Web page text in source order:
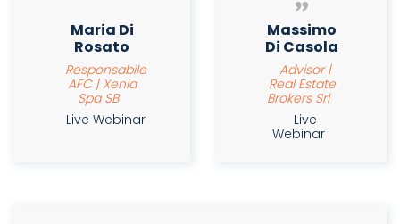
Maria Di
Rosato
Responsabile
AFC | Xenia
Spa SB
Live Webinar
Massimo
Di Casola
Advisor |
Real Estate
Brokers Srl
Live
Webinar